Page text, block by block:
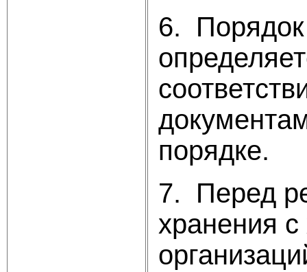
6. Порядок
порядке.
7. Перед
хранения с